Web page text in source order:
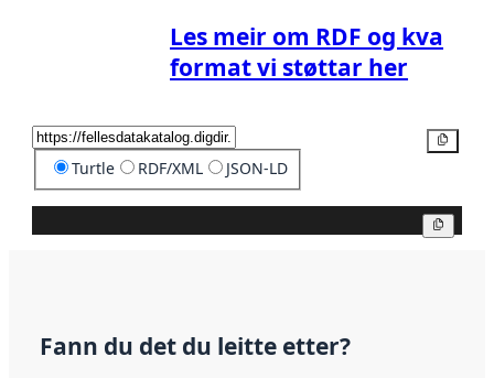
Les meir om RDF og kva
format vi støttar her
Turtle RDF/XML JSON-LD
Fann du det du leitte etter?